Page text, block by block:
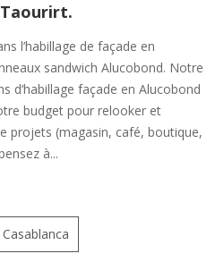
l’habillage de façade en
sandwich Alucobond. Notre
d‘habillage façade en Alucobond
budget pour relooker et
projets (magasin, café, boutique,
à...